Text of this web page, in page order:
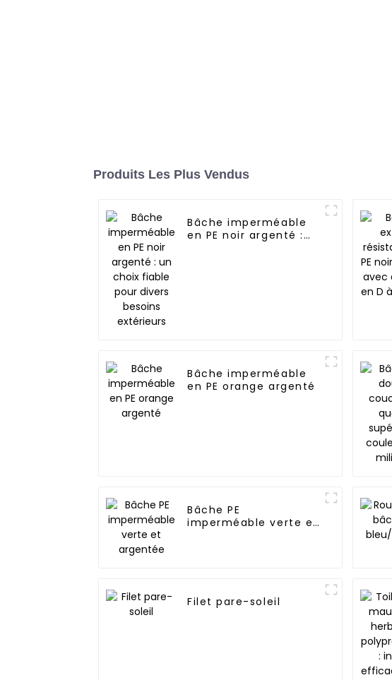
Produits Les Plus Vendus
Bâche imperméable
en PE noir argenté :
Bâche imperméable
en PE orange argenté
Bâche PE
imperméable verte et
Filet pare-soleil